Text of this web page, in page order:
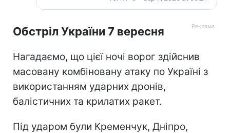
Обстріл України 7 вересня
Нагадаємо, що цієї ночі ворог здійснив
масовану комбіновану атаку по Україні з
використанням ударних дронів,
балістичних та крилатих ракет.
Під ударом були Кременчук, Дніпро,